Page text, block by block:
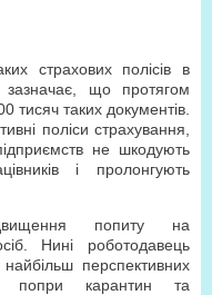
страхових полісів в
що протягом
тисяч таких документів.
поліси страхування,
не шкодують
і пролонгують
попиту на
Нині роботодавець
перспективних
попри карантин та